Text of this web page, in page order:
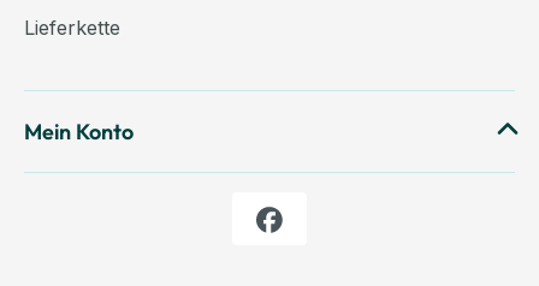
Lieferkette
Mein Konto